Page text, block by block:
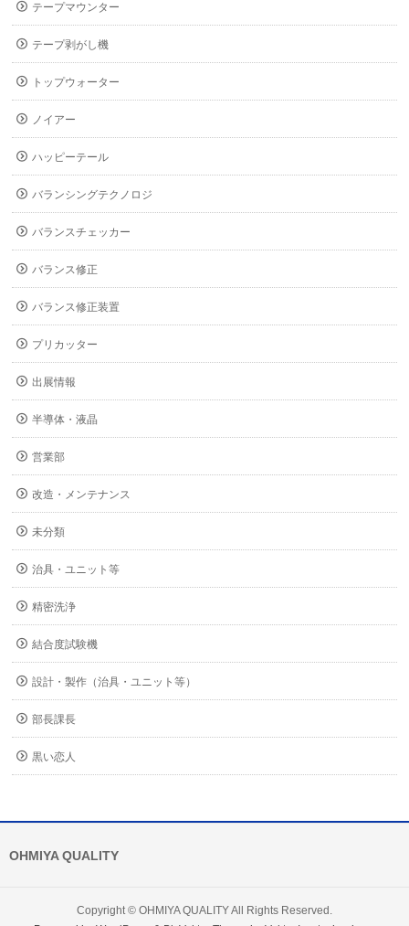
テープマウンター
テープ剥がし機
トップウォーター
ノイアー
ハッピーテール
バランシングテクノロジ
バランスチェッカー
バランス修正
バランス修正装置
プリカッター
出展情報
半導体・液晶
営業部
改造・メンテナンス
未分類
治具・ユニット等
精密洗浄
結合度試験機
設計・製作（治具・ユニット等）
部長課長
黒い恋人
OHMIYA QUALITY
Copyright © OHMIYA QUALITYAll Rights Reserved.